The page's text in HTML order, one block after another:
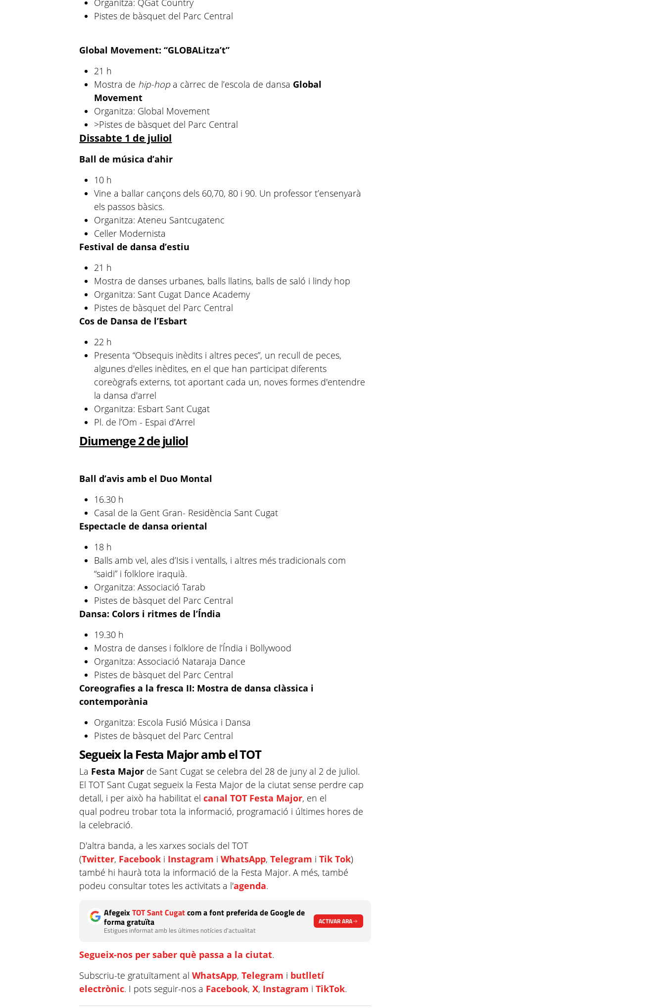
Organitza: QGat Country
Pistes de bàsquet del Parc Central
Global Movement: “GLOBALitza’t”
21 h
Mostra de hip-hopa càrrec de l’escola de dansa Global
Movement
Organitza: Global Movement
>Pistes de bàsquet del Parc Central
Dissabte 1 de juliol
Ball de música d’ahir
10 h
Vine a ballar cançons dels 60,70, 80 i 90. Un professor t’ensenyarà
els passos bàsics.
Organitza: Ateneu Santcugatenc
Celler Modernista
Festival de dansa d’estiu
21 h
Mostra de danses urbanes, balls llatins, balls de saló i lindy hop
Organitza: Sant Cugat Dance Academy
Pistes de bàsquet del Parc Central
Cos de Dansa de l’Esbart
22 h
Presenta “Obsequis inèdits i altres peces”, un recull de peces,
algunes d'elles inèdites, en el que han participat diferents
coreògrafs externs, tot aportant cada un, noves formes d'entendre
la dansa d'arrel
Organitza: Esbart Sant Cugat
Pl. de l’Om - Espai d’Arrel
Diumenge 2 de juliol
Ball d’avis amb el Duo Montal
16.30 h
Casal de la Gent Gran- Residència Sant Cugat
Espectacle de dansa oriental
18 h
Balls amb vel, ales d’Isis i ventalls, i altres més tradicionals com
“saidi” i folklore iraquià.
Organitza: Associació Tarab
Pistes de bàsquet del Parc Central
Dansa: Colors i ritmes de l’Índia
19.30 h
Mostra de danses i folklore de l’Índia i Bollywood
Organitza: Associació Nataraja Dance
Pistes de bàsquet del Parc Central
Coreografies a la fresca II: Mostra de dansa clàssica i
contemporània
Organitza: Escola Fusió Música i Dansa
Pistes de bàsquet del Parc Central
Segueix la Festa Major amb el TOT
La Festa Major de Sant Cugat se celebra del 28 de juny al 2 de juliol.
El TOT Sant Cugat segueix la Festa Major de la ciutat sense perdre cap
detall, i per això ha habilitat elcanal TOT Festa Major, en el
qual podreu trobar tota la informació, programació i últimes hores de
la celebració.
D'altra banda, a les xarxes socials del TOT
(Twitter, Facebook i Instagram iWhatsApp,Telegram iTik Tok)
també hi haurà tota la informació de la Festa Major. A més, també
podeu consultar totes les activitats a l'agenda.
AfegeixTOT Sant Cugatcom a font preferida de Google de
forma gratuïta
Estigues informat amb les últimes notícies d'actualitat
ACTIVAR ARA
Segueix-nos per saber què passa a la ciutat.
Subscriu-te gratuïtament alWhatsApp,Telegram i butlletí
electrònic. I pots seguir-nos a Facebook,X, Instagram iTikTok.